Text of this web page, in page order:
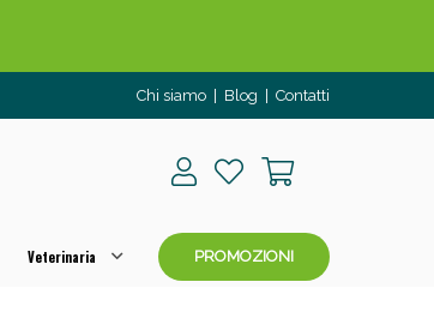
Chi siamo Blog Contatti
Veterinaria PROMOZIONI